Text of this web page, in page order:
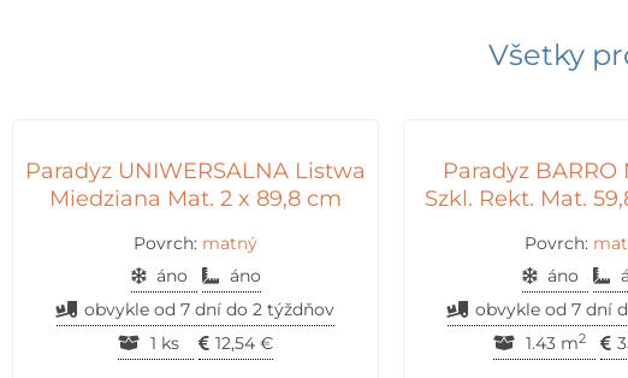
Všetky
Paradyz UNIWERSALNA Listwa
Miedziana Mat. 2 x 89,8 cm
Povrch: matný
áno
áno
obvykle od 7 dní do 2 týždňov
1 ks
12,54 €
Paradyz BARRO
Szkl. Rekt. Mat.
Povrch:
áno
obvykle od 7 dní
1.43 m2